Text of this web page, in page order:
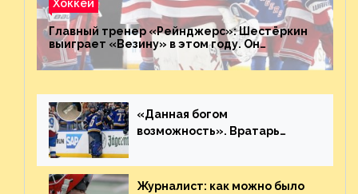
Хоккей
Главный тренер «Рейнджерс»: Шестёркин
выиграет «Везину» в этом году. Он
невероятен
«Данная богом
возможность». Вратарь
броске бутылкой в Кадри
Журналист: как можно было